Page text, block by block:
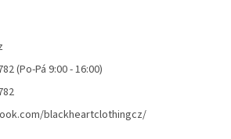
(Po-Pá 9:00 - 16:00)
blackheartclothingcz/